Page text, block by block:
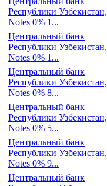
Центральный банк
Республики Узбекистан,
Notes 0% 8...
Центральный банк
Республики Узбекистан,
Notes 0% 1...
Центральный банк
Республики Узбекистан,
Notes 0% 1...
Центральный банк
Республики Узбекистан,
Notes 0% 8...
Центральный банк
Республики Узбекистан,
Notes 0% 5...
Центральный банк